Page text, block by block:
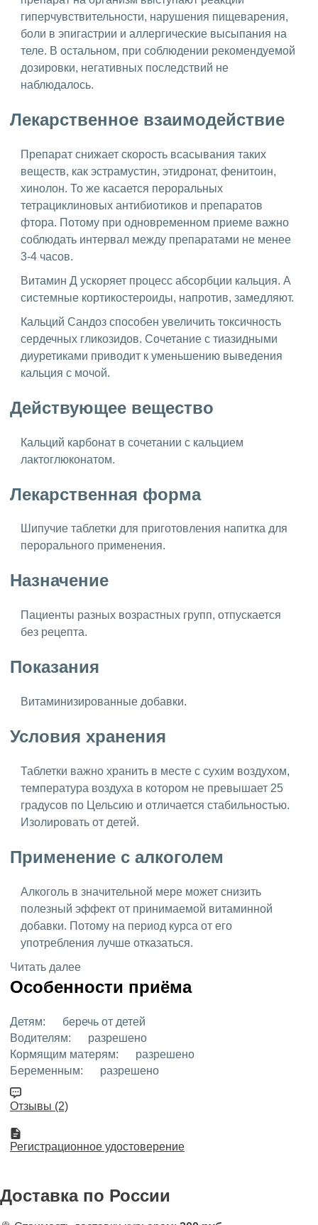
гиперчувствительности, нарушения пищеварения,
боли в эпигастрии и аллергические высыпания на
теле. В остальном, при соблюдении рекомендуемой
дозировки, негативных последствий не
наблюдалось.
Лекарственное взаимодействие
Препарат снижает скорость всасывания таких
веществ, как эстрамустин, этидронат, фенитоин,
хинолон. То же касается пероральных
тетрациклиновых антибиотиков и препаратов
фтора. Потому при одновременном приеме важно
соблюдать интервал между препаратами не менее
3-4 часов.
Витамин Д ускоряет процесс абсорбции кальция. А
системные кортикостероиды, напротив, замедляют.
Кальций Сандоз способен увеличить токсичность
сердечных гликозидов. Сочетание с тиазидными
диуретиками приводит к уменьшению выведения
кальция с мочой.
Действующее вещество
Кальций карбонат в сочетании с кальцием
лактоглюконатом.
Лекарственная форма
Шипучие таблетки для приготовления напитка для
перорального применения.
Назначение
Пациенты разных возрастных групп, отпускается
без рецепта.
Показания
Витаминизированные добавки.
Условия хранения
Таблетки важно хранить в месте с сухим воздухом,
температура воздуха в котором не превышает 25
градусов по Цельсию и отличается стабильностью.
Изолировать от детей.
Применение с алкоголем
Алкоголь в значительной мере может снизить
полезный эффект от принимаемой витаминной
добавки. Потому на период курса от его
употребления лучше отказаться.
Читать далее
Особенности приёма
Детям:
беречь от детей
Водителям:
разрешено
Кормящим матерям:
разрешено
Беременным:
разрешено
Отзывы (2)
Регистрационное удостоверение
Доставка по России